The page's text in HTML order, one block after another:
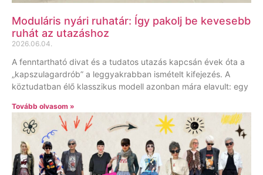
Moduláris nyári ruhatár: Így pakolj be kevesebb
ruhát az utazáshoz
2026.06.04.
A fenntartható divat és a tudatos utazás kapcsán évek óta a
„kapszulagardrób” a leggyakrabban ismételt kifejezés. A
köztudatban élő klasszikus modell azonban mára elavult: egy
Tovább olvasom »